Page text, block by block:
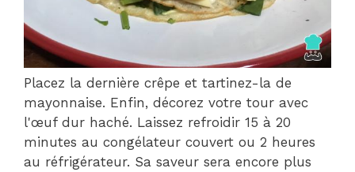
Placez la dernière crêpe et tartinez-la de
mayonnaise. Enfin, décorez votre tour avec
l'œuf dur haché. Laissez refroidir 15 à 20
minutes au congélateur couvert ou 2 heures
au réfrigérateur. Sa saveur sera encore plus